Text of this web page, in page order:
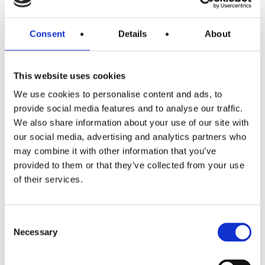
Consent Details About
This website uses cookies
We use cookies to personalise content and ads, to
provide social media features and to analyse our traffic.
We also share information about your use of our site with
our social media, advertising and analytics partners who
may combine it with other information that you’ve
provided to them or that they’ve collected from your use
of their services.
Selection
Necessary
Prayerspaces in Großbritannien, weltweit
Jahrzehnt Prayerspaces in Malta berichtet.
In diesem Jahrzehnt haben viele
Pädagoginnen und Pädagogen mit
Prayerspaces in verschiedenen Alters- und
Schulstufen an vielen Orten gearbeitet,
welche sich dann auch in andere Gemeinden
Und natürlich gab es auch Kuchen!
Mehr über Prayerspaces in Schulen in Malta